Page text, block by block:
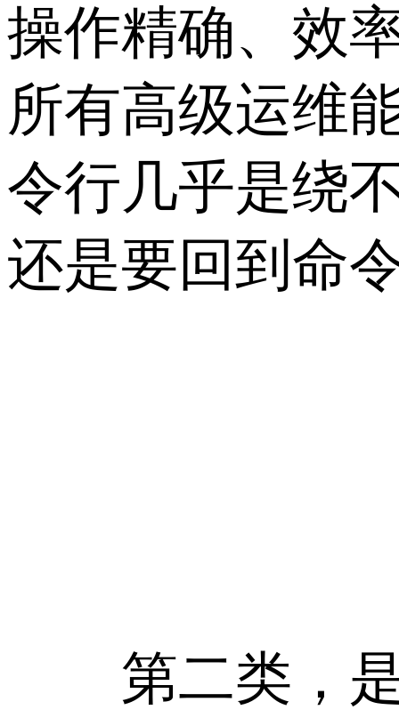
操作精确、效
所有高级运维
令行几乎是绕
还是要回到命
第二类，是